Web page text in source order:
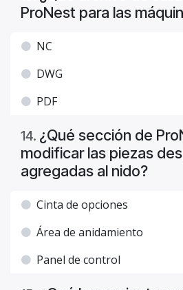
ProNest para las
NC
DWG
PDF
14. ¿Qué sección de
modificar las piezas
agregadas al nido?
Cinta de opciones
Área de anidamiento
Panel de control